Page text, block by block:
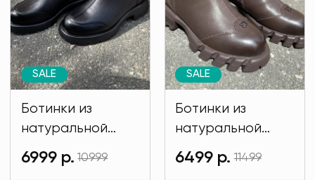
Ботинки из
натуральной
кожи черного
цвета MODLAV
SALE
6999 р. 10999
Ботинки из
натуральной
кожи коричневого
цвета MODLAV
SALE
6499 р. 11499